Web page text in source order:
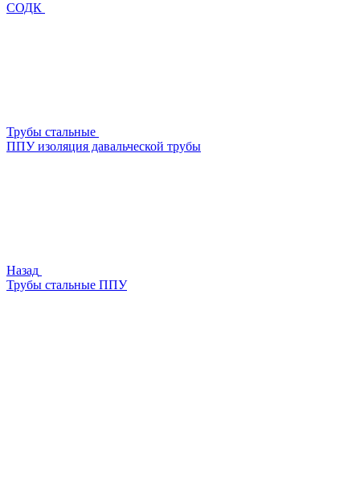
СОДК
Трубы стальные
ППУ изоляция давальческой трубы
Назад
Трубы стальные ППУ